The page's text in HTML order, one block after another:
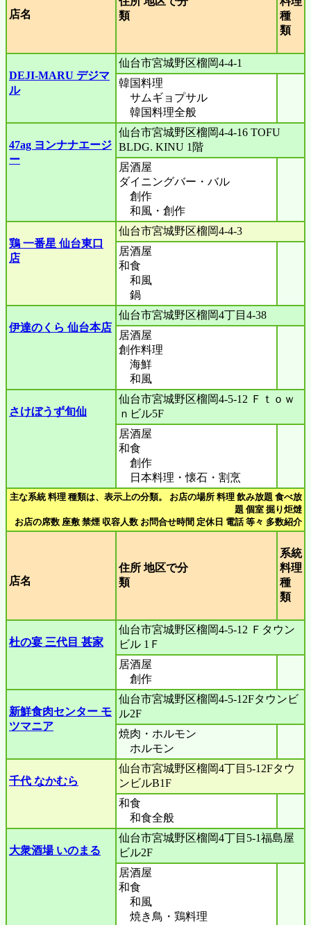
店名
類
種
類
DEJI-MARU デジマ
ル
仙台市宮城野区榴岡4-4-1
韓国料理
サムギョプサル
韓国料理全般
47ag ヨンナナエージ
ー
仙台市宮城野区榴岡4-4-16 TOFU
BLDG. KINU 1階
居酒屋
ダイニングバー・バル
創作
和風・創作
鶏 一番星 仙台東口
店
仙台市宮城野区榴岡4-4-3
居酒屋
和食
和風
鍋
伊達のくら 仙台本店
仙台市宮城野区榴岡4丁目4-38
居酒屋
創作料理
海鮮
和風
さけぼうず旬仙
仙台市宮城野区榴岡4-5-12 Ｆｔｏｗ
ｎビル5F
居酒屋
和食
創作
日本料理・懐石・割烹
主な系統 料理 種類は、表示上の分類。 お店の場所 料理 飲み放題 食べ放
題 個室 掘り炬燵
お店の席数 座敷 禁煙 収容人数 お問合せ時間 定休日 電話 等々 多数紹介
店名
住所 地区で分
類
系統
料理
種
類
杜の宴 三代目 甚家
仙台市宮城野区榴岡4-5-12 Ｆタウン
ビル 1Ｆ
居酒屋
創作
新鮮食肉センター モ
ツマニア
仙台市宮城野区榴岡4-5-12Fタウンビ
ル2F
焼肉・ホルモン
ホルモン
千代 なかむら
仙台市宮城野区榴岡4丁目5-12Fタウ
ンビルB1F
和食
和食全般
大衆酒場 いのまる
仙台市宮城野区榴岡4丁目5-1福島屋
ビル2F
居酒屋
和食
和風
焼き鳥・鶏料理